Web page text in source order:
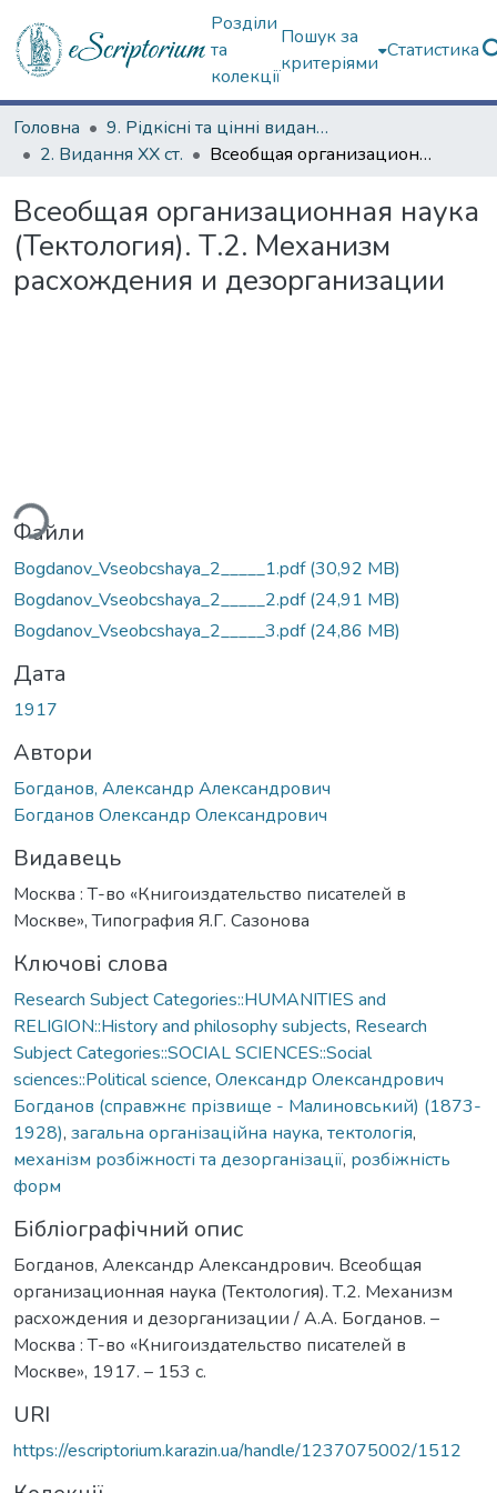
Розділи
та
колекції
Пошук за
критеріями
Статистика
Головна
9. Рідкісні та цінні видання
2. Видання ХХ ст.
Всеобщая организационная наука (Тектология). Т.2. Механизм расхождения и дезорганизации
Всеобщая организационная наука
(Тектология). Т.2. Механизм
расхождения и дезорганизации
Файли
Bogdanov_Vseobcshaya_2_____1.pdf(30,92 MB)
Bogdanov_Vseobcshaya_2_____2.pdf(24,91 MB)
Bogdanov_Vseobcshaya_2_____3.pdf(24,86 MB)
Дата
1917
Автори
Богданов, Александр Александрович
Богданов Олександр Олександрович
Видавець
Москва : Т-во «Книгоиздательство писателей в
Москве», Типография Я.Г. Сазонова
Ключові слова
Research Subject Categories::HUMANITIES and
RELIGION::History and philosophy subjects, Research
Subject Categories::SOCIAL SCIENCES::Social
sciences::Political science, Олександр Олександрович
Богданов (справжнє прізвище - Малиновський) (1873-
1928), загальна організаційна наука, тектологія,
механізм розбіжності та дезорганізації, розбіжність
форм
Бібліографічний опис
Богданов, Александр Александрович. Всеобщая
организационная наука (Тектология). Т.2. Механизм
расхождения и дезорганизации / А.А. Богданов. –
Москва : Т-во «Книгоиздательство писателей в
Москве», 1917. – 153 с.
URI
https://escriptorium.karazin.ua/handle/1237075002/1512